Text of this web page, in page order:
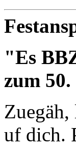
"Es
zum
uf dich.